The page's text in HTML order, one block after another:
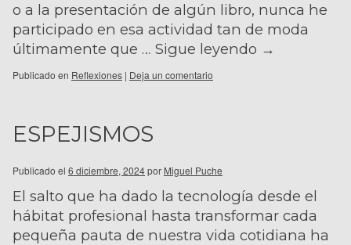
o a la presentación de algún libro, nunca he
participado en esa actividad tan de moda
últimamente que … Sigue leyendo →
Publicado en Reflexiones | Deja un comentario
ESPEJISMOS
Publicado el 6 diciembre, 2024por Miguel Puche
El salto que ha dado la tecnología desde el
hábitat profesional hasta transformar cada
pequeña pauta de nuestra vida cotidiana ha